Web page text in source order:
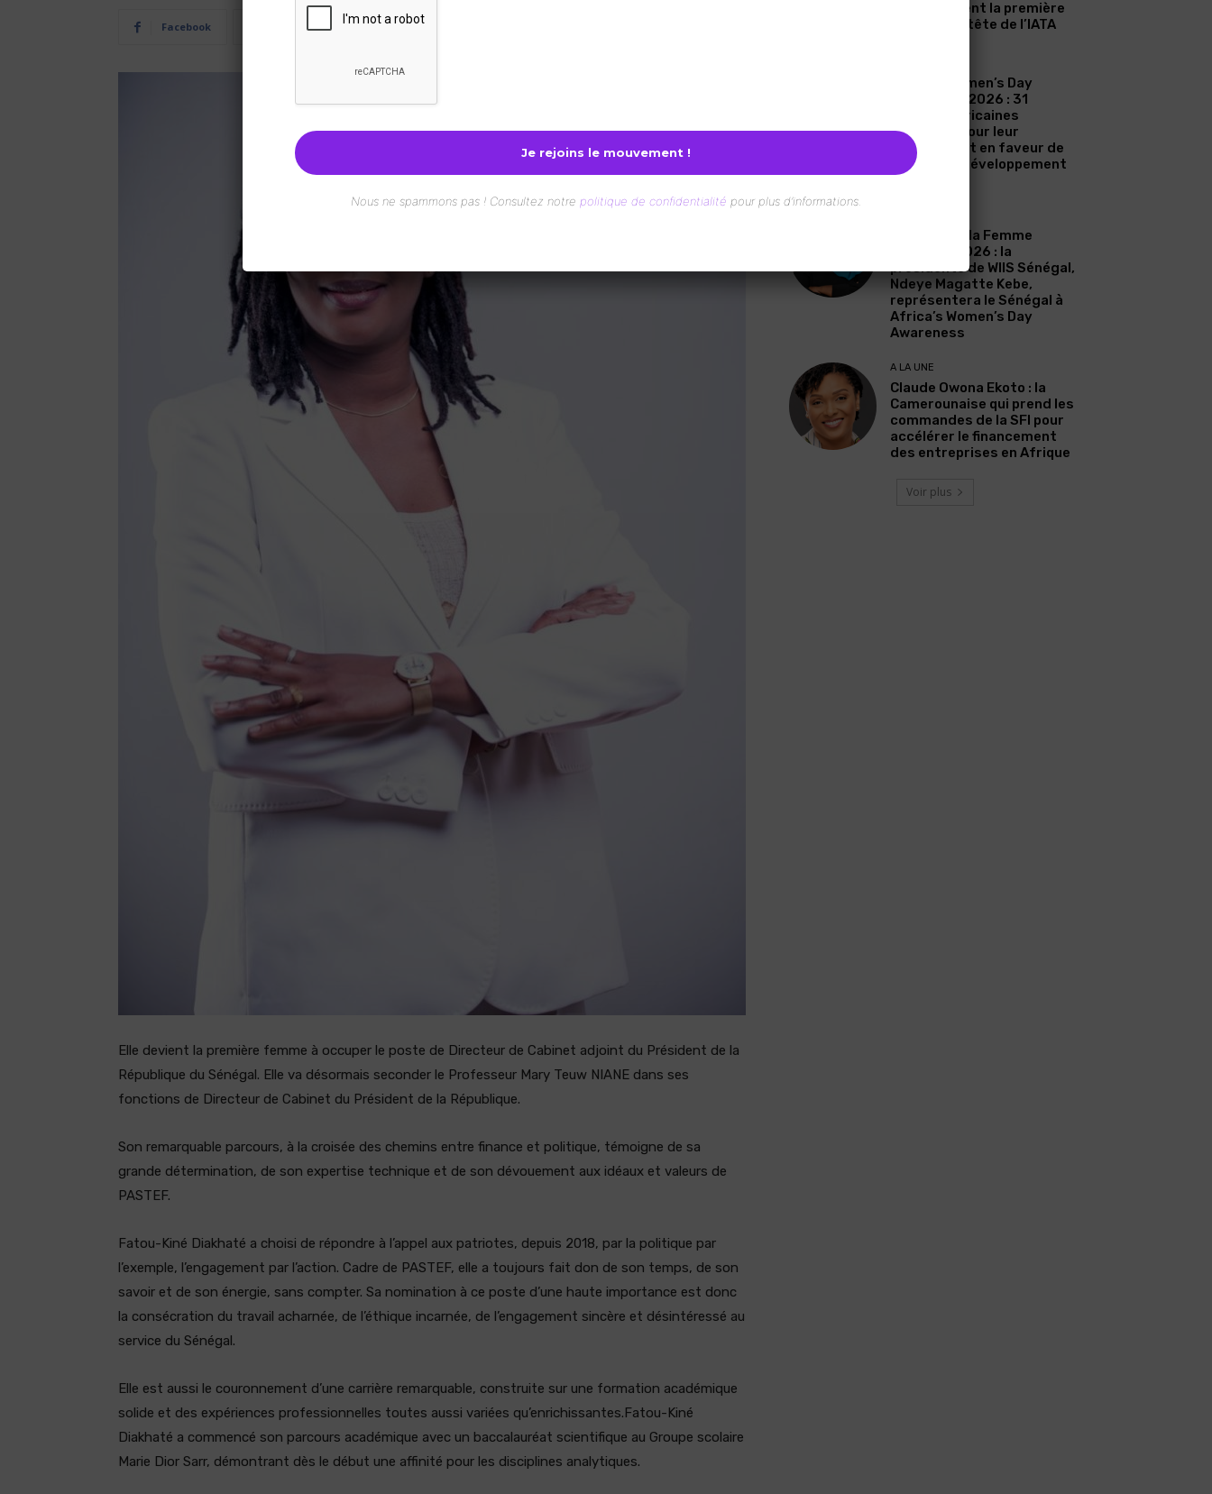
Facebook Twitter Pinterest
Elle devient la première femme à occuper le poste de Directeur de Cabinet adjoint du Président de la
République du Sénégal. Elle va désormais seconder le Professeur Mary Teuw NIANE dans ses
fonctions de Directeur de Cabinet du Président de la République.
Son remarquable parcours, à la croisée des chemins entre finance et politique, témoigne de sa
grande détermination, de son expertise technique et de son dévouement aux idéaux et valeurs de
PASTEF.
Fatou-Kiné Diakhaté a choisi de répondre à l’appel aux patriotes, depuis 2018, par la politique par
l’exemple, l’engagement par l’action. Cadre de PASTEF, elle a toujours fait don de son temps, de son
savoir et de son énergie, sans compter. Sa nomination à ce poste d’une haute importance est donc
la consécration du travail acharnée, de l’éthique incarnée, de l’engagement sincère et désintéressé au
service du Sénégal.
Elle est aussi le couronnement d’une carrière remarquable, construite sur une formation académique
solide et des expériences professionnelles toutes aussi variées qu’enrichissantes.Fatou-Kiné
Diakhaté a commencé son parcours académique avec un baccalauréat scientifique au Groupe scolaire
Marie Dior Sarr, démontrant dès le début une affinité pour les disciplines analytiques.
Zahidi devient la première
femme à la tête de l’IATA
Africa’s Women’s Day
Awareness 2026 : 31
femmes africaines
célébrées pour leur
engagement en faveur de
l’eau et du développement
durable
Journée de la Femme
Africaine 2026 : la
présidente de WIIS Sénégal,
Ndeye Magatte Kebe,
représentera le Sénégal à
Africa’s Women’s Day
Awareness
A LA UNE
Claude Owona Ekoto : la
Camerounaise qui prend les
commandes de la SFI pour
accélérer le financement
des entreprises en Afrique
Voir plus
Nous ne spammons pas ! Consultez notre politique de confidentialité pour plus d’informations.